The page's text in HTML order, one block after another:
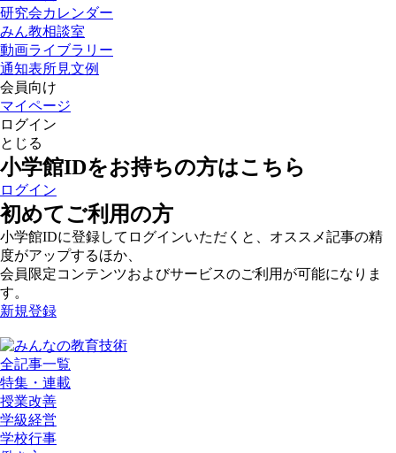
研究会カレンダー
みん教相談室
動画ライブラリー
通知表所見文例
会員向け
マイページ
ログイン
とじる
小学館IDをお持ちの方はこちら
ログイン
初めてご利用の方
小学館IDに登録してログインいただくと、オススメ記事の精
度がアップするほか、
会員限定コンテンツおよびサービスのご利用が可能になりま
す。
新規登録
全記事一覧
特集・連載
授業改善
学級経営
学校行事